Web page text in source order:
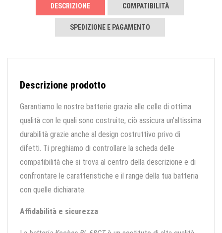
DESCRIZIONE COMPATIBILITÀ
SPEDIZIONE E PAGAMENTO
Descrizione prodotto
Garantiamo le nostre batterie grazie alle celle di ottima
qualità con le quali sono costruite, ciò assicura un’altissima
durabilità grazie anche al design costruttivo privo di
difetti. Ti preghiamo di controllare la scheda delle
compatibilità che si trova al centro della descrizione e di
confrontare le caratteristiche e il range della tua batteria
con quelle dichiarate.
Affidabilità e sicurezza